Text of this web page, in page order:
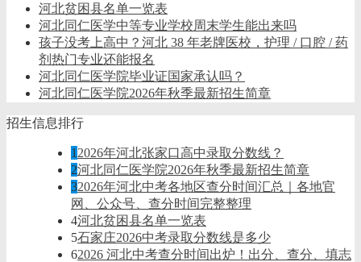
河北贫困县名单一览表
河北同仁医学中等专业学校周末学生能出来吗
孩子没考上高中？河北 38 年老牌医校，护理 / 口腔 / 药
剂热门专业还能报名
河北同仁医学院毕业证国家承认吗？
河北同仁医学院2026年秋季最新招生简章
招生信息排行
1 2026年河北张家口高中录取分数线？
2河北同仁医学院2026年秋季最新招生简章
32026年河北中考各地区查分时间汇总｜各地官
网、公众号、查分时间完整整理
4河北贫困县名单一览表
5石家庄2026中考录取分数线是多少
62026 河北中考查分时间出炉！出分、查分、填志